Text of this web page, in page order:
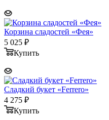
Корзина сладостей «Фея»
5 025 ₽
Купить
Сладкий букет «Ferrero»
4 275 ₽
Купить